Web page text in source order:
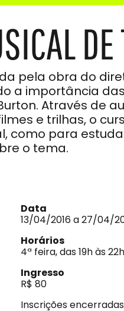
pela obra do
a importância
Através de
e trilhas, o
como para
o tema.
Data
13/04/2016 a 27/04/
Horários
4ª feira, das 19h às 22h
Ingresso
R$ 80
Inscrições encerradas